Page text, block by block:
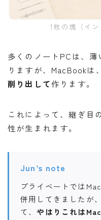
1枚の塊（イ
多くのノートPCは、
りますが、MacBookは、
削り出して作ります。
これによって、継ぎ目
性が生まれます。
Jun’s note
プライベートでは
併用してきましたが
て、やはりこれは